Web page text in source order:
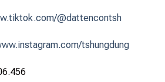
@dattencontsh
tshungdung